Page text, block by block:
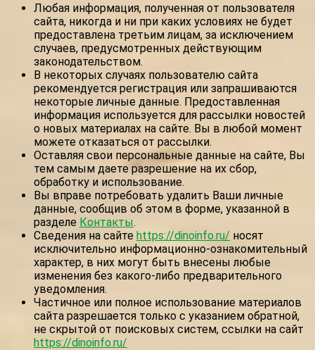
Любая информация, полученная от пользователя
сайта, никогда и ни при каких условиях не будет
предоставлена третьим лицам, за исключением
случаев, предусмотренных действующим
законодательством.
В некоторых случаях пользователю сайта
рекомендуется регистрация или запрашиваются
некоторые личные данные. Предоставленная
информация используется для рассылки новостей
о новых материалах на сайте. Вы в любой момент
можете отказаться от рассылки.
Оставляя свои персональные данные на сайте, Вы
тем самым даете разрешение на их сбор,
обработку и использование.
Вы вправе потребовать удалить Ваши личные
данные, сообщив об этом в форме, указанной в
разделе Контакты.
Сведения на сайте https://dinoinfo.ru/ носят
исключительно информационно-ознакомительный
характер, в них могут быть внесены любые
изменения без какого-либо предварительного
уведомления.
Частичное или полное использование материалов
сайта разрешается только с указанием обратной,
не скрытой от поисковых систем, ссылки на сайт
https://dinoinfo.ru/